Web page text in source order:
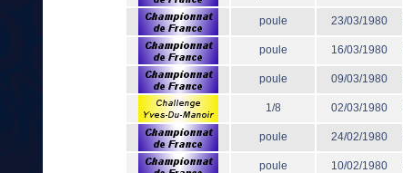
poule 23/03/1980
poule 16/03/1980
poule 09/03/1980
1/8 02/03/1980
poule 24/02/1980
poule 10/02/1980